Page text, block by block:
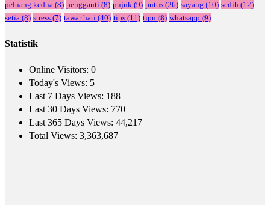
peluang kedua (8) pengganti (8) pujuk (9) putus (26) sayang (10) sedih (12)
setia (8) stress (7) tawar hati (40) tips (11) tipu (8) whatsapp (9)
Statistik
Online Visitors: 0
Today's Views: 5
Last 7 Days Views: 188
Last 30 Days Views: 770
Last 365 Days Views: 44,217
Total Views: 3,363,687